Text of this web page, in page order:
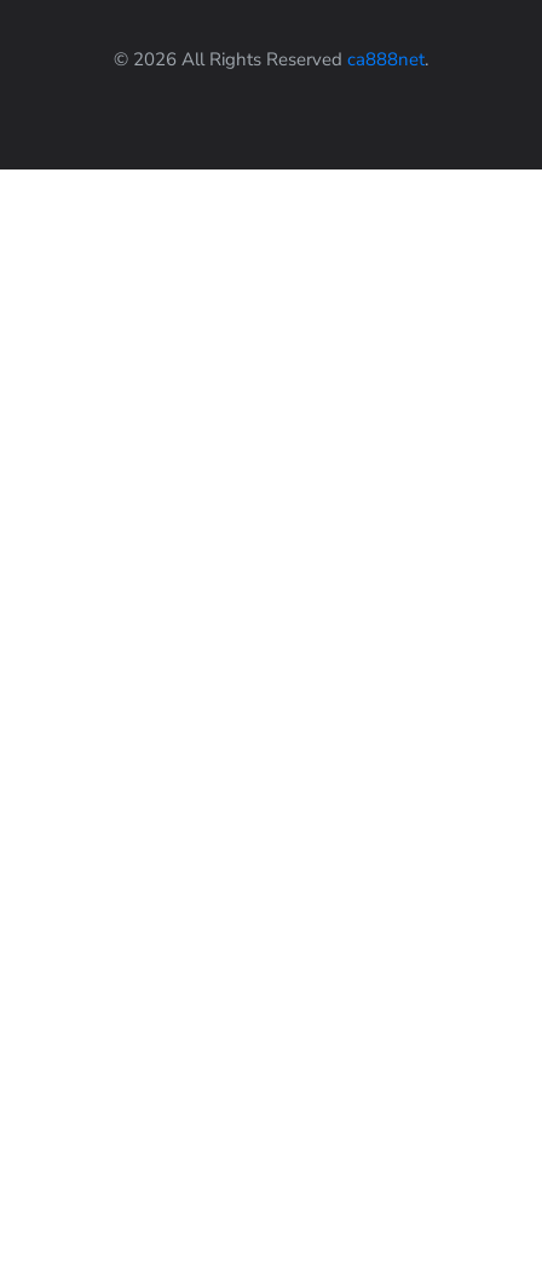
© 2026 All Rights Reserved ca888net.